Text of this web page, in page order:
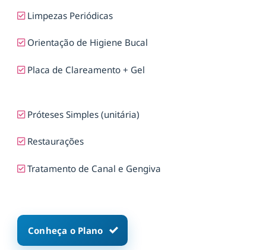
Limpezas Periódicas
Orientação de Higiene Bucal
Placa de Clareamento + Gel
Próteses Simples (unitária)
Restaurações
Tratamento de Canal e Gengiva
Conheça o Plano